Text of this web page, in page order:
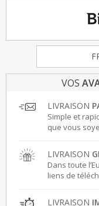
VOS
LIVRAISON
Simple et
que vous
LIVRAISON
Dans toute
liens de
LIVRAISON